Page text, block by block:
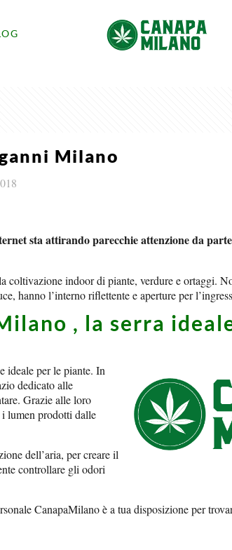
Milano
sta attirando parecchie attenzione da
coltivazione indoor di piante, verdure e ortaggi.
hanno l’interno riflettente e aperture per
, la serra
ideale per le piante. In
dedicato alle
Grazie alle loro
lumen prodotti dalle
dell’aria, per creare il
controllare gli odori
CanapaMilano è a tua disposizione per